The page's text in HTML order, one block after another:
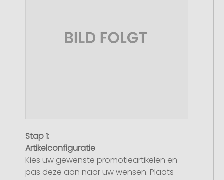
Stap 1:
Artikelconfiguratie
Kies uw gewenste promotieartikelen en
pas deze aan naar uw wensen. Plaats